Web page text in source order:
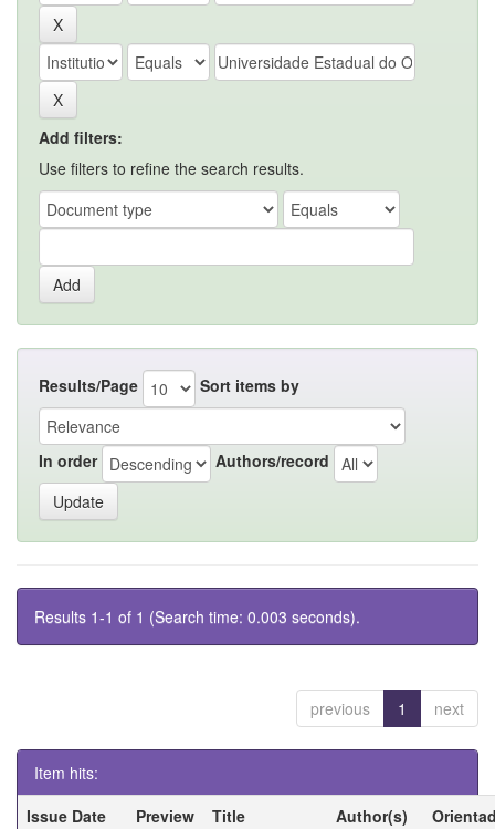
Add filters:
Use filters to refine the search results.
Results/Page Sort items by
In order Authors/record
Results 1-1 of 1 (Search time: 0.003 seconds).
previous 1 next
Item hits:
Issue Date
Preview Title Author(s)